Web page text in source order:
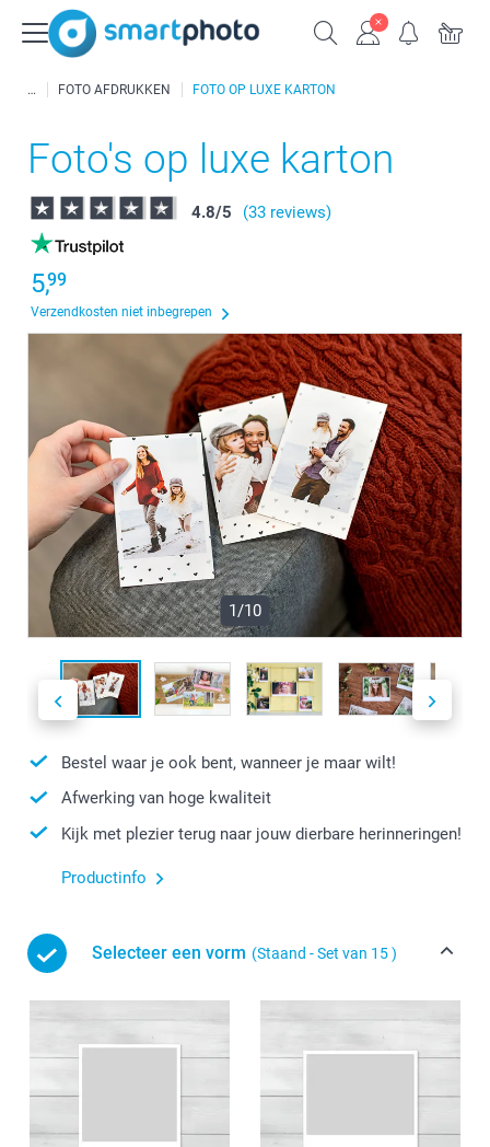
FOTO AFDRUKKEN FOTO OP LUXE KARTON
Foto's op luxe karton
4.8/5 (33 reviews)
5,99
Verzendkosten niet inbegrepen
1/10
Bestel waar je ook bent, wanneer je maar wilt!
Afwerking van hoge kwaliteit
Kijk met plezier terug naar jouw dierbare herinneringen!
Productinfo
Selecteer een vorm (Staand - Set van 15 )